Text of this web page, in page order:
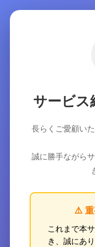
サービス
長らくご愛顧い
誠に勝手ながら
⚠️ 重
これまで本
き、誠にあ